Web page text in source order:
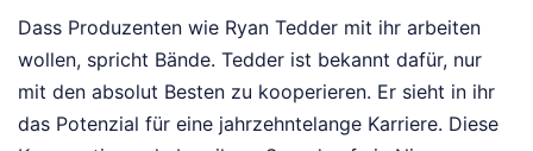
Dass Produzenten wie Ryan Tedder mit ihr arbeiten
wollen, spricht Bände. Tedder ist bekannt dafür, nur
mit den absolut Besten zu kooperieren. Er sieht in ihr
das Potenzial für eine jahrzehntelange Karriere. Diese